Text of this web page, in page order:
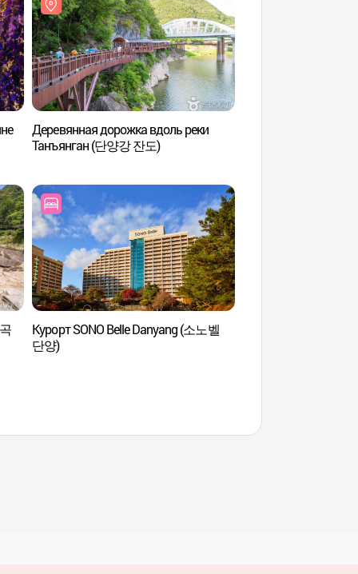
Деревянная дорожка вдоль реки
Танъянган (단양강 잔도)
Курорт SONO Belle Danyang (소노벨
단양)